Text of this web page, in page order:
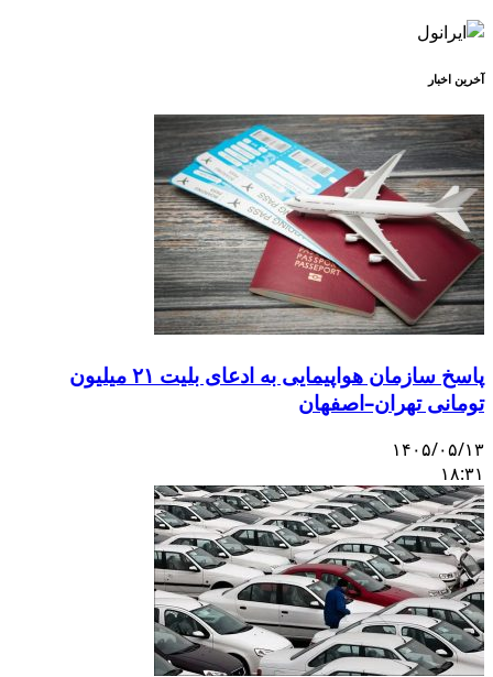
آخرین اخبار
پاسخ سازمان هواپیمایی به ادعای بلیت ۲۱ میلیون
تومانی تهران–اصفهان
۱۴۰۵/۰۵/۱۳
۱۸:۳۱